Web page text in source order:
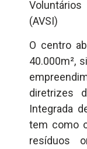
(AVSI)
O centro
40.000m²,
diretrizes
Integrada
tem como
resíduos